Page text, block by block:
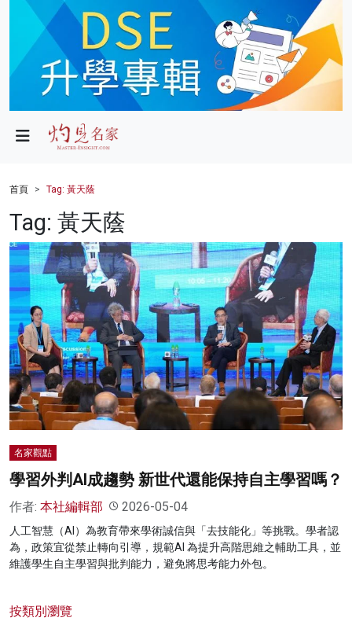
政局
財經
健康
商業
科技
影片
名家榜
灼見活動
首頁 Tag: 黃天蔭
Tag: 黃天蔭
名家觀點
學習外判AI成趨勢 新世代還能保持自主學習嗎？
作者: 本社編輯部 2026-05-04
人工智慧（AI）為教育帶來學術誠信與「去技能化」等挑戰。學者認
為，政策宜從禁止轉向引導，規範AI 為提升高階思維之輔助工具，並
維護學生自主學習與批判能力，避免將思考能力外包。
按類別瀏覽